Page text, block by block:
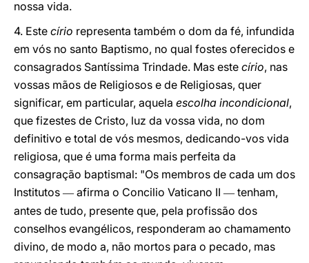
nossa vida.
4. Este círio representa também o dom da fé, infundida
em vós no santo Baptismo, no qual fostes oferecidos e
consagrados Santíssima Trindade. Mas este círio, nas
vossas mãos de Religiosos e de Religiosas, quer
significar, em particular, aquela escolha incondicional,
que fizestes de Cristo, luz da vossa vida, no dom
definitivo e total de vós mesmos, dedicando-vos vida
religiosa, que é uma forma mais perfeita da
consagração baptismal: "Os membros de cada um dos
Institutos — afirma o Concilio Vaticano II — tenham,
antes de tudo, presente que, pela profissão dos
conselhos evangélicos, responderam ao chamamento
divino, de modo a, não mortos para o pecado, mas